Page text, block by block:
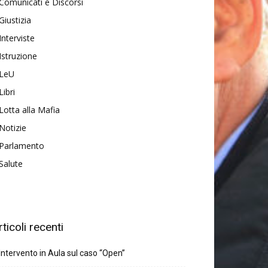
alla Mafia
recenti
in Aula sul caso “Open”